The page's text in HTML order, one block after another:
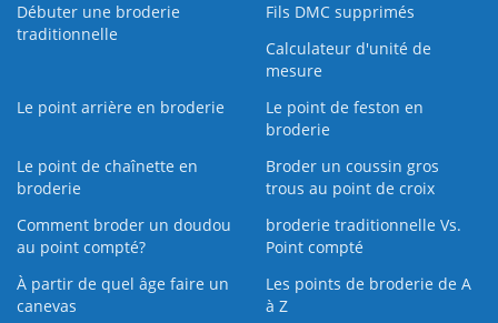
Débuter une broderie
traditionnelle
Fils DMC supprimés
Calculateur d'unité de
mesure
Le point arrière en broderie
Le point de feston en
broderie
Le point de chaînette en
broderie
Broder un coussin gros
trous au point de croix
Comment broder un doudou
au point compté?
broderie traditionnelle Vs.
Point compté
À partir de quel âge faire un
canevas
Les points de broderie de A
à Z